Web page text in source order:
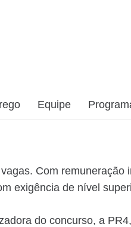
Equipe
Com remuneração
exigência de nível
do concurso, a